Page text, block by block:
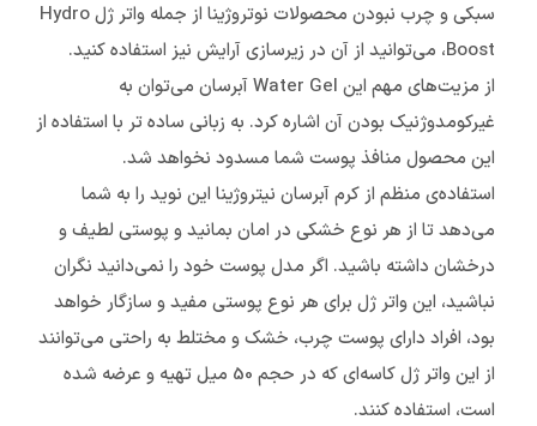
سبکی و چرب نبودن محصولات نوتروژینا از جمله واتر ژل Hydro
Boost، می‌توانید از آن در زیرسازی آرایش نیز استفاده کنید.
از مزیت‌های مهم این Water Gel آبرسان می‌توان به
غیرکومدوژنیک بودن آن اشاره کرد. به زبانی ساده تر با استفاده از
این محصول منافذ پوست شما مسدود نخواهد شد.
استفاده‌ی منظم از کرم آبرسان نیتروژینا این نوید را به شما
می‌دهد تا از هر نوع خشکی در امان بمانید و پوستی لطیف و
درخشان داشته باشید. اگر مدل پوست خود را نمی‌دانید نگران
نباشید، این واتر ژل برای هر نوع پوستی مفید و سازگار خواهد
بود، افراد دارای پوست چرب، خشک و مختلط به راحتی می‌توانند
از این واتر ژل کاسه‌ای که در حجم 50 میل تهیه و عرضه شده
است، استفاده کنند.